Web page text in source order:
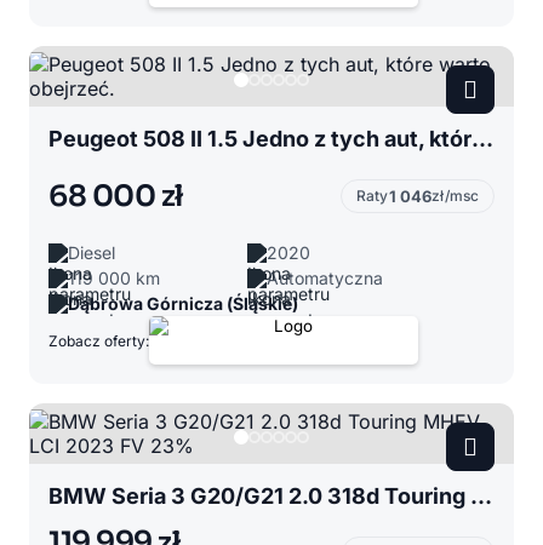
Peugeot 508 II 1.5 Jedno z tych aut, które warto obejrzeć.
68 000 zł Raty1 046zł/msc
Diesel
2020
119 000 km
Automatyczna
Dąbrowa Górnicza (Śląskie)
Zobacz oferty:
BMW Seria 3 G20/G21 2.0 318d Touring MHEV LCI 2023 FV 23%